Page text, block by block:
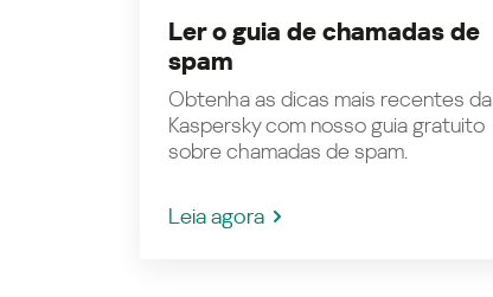
Ler o guia de chamadas de
spam
Obtenha as dicas mais recentes da
Kaspersky com nosso guia gratuito
sobre chamadas de spam.
Leia agora